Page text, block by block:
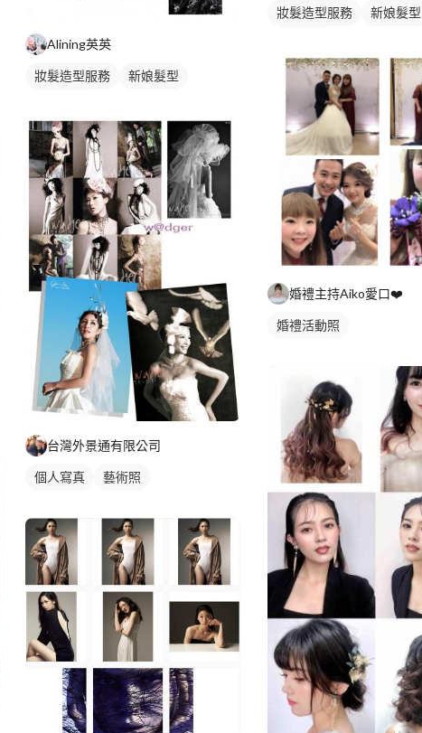
Alining英英
妝髮造型服務
新娘髮型
台灣外景通有限公司
個人寫真 藝術照
妝髮造型服務
新娘髮型
婚禮主持Aiko愛口❤️
婚禮活動照